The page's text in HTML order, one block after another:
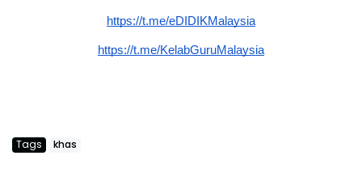
https://t.me/eDIDIKMalaysia
https://t.me/KelabGuruMalaysia
Tags khas